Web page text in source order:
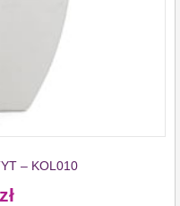
– KOL010
zł